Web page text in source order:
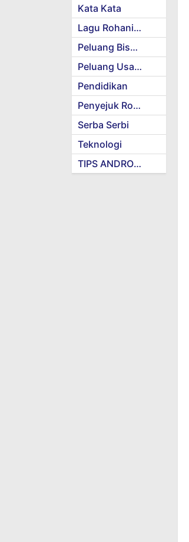
Kata Kata
Lagu Rohani Kristen
Peluang Bisnis
Peluang Usaha
Pendidikan
Penyejuk Rohani
Serba Serbi
Teknologi
TIPS ANDROID